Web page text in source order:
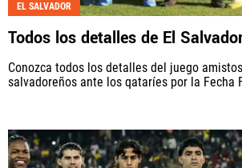
EL SALVADOR
Todos los detalles de El
Conozca todos los detalles del juego
salvadoreños ante los qataríes por la Fecha